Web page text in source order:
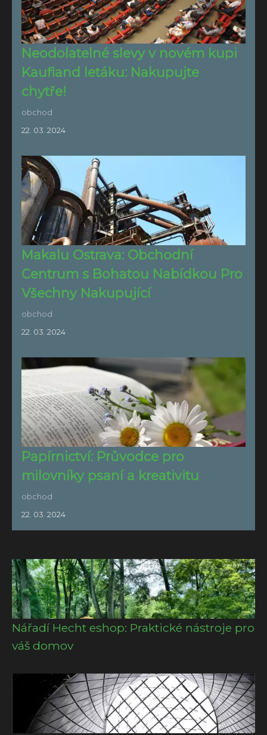
Neodolatelné slevy v novém kupi
Kaufland letáku: Nakupujte
chytře!
obchod
22. 03. 2024
Makalu Ostrava: Obchodní
Centrum s Bohatou Nabídkou Pro
Všechny Nakupující
obchod
22. 03. 2024
Papírnictví: Průvodce pro
milovníky psaní a kreativitu
obchod
22. 03. 2024
Nářadí Hecht eshop: Praktické nástroje pro
váš domov